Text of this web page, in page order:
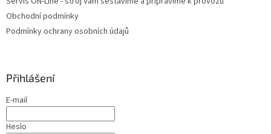
Obchodní podmínky
Podmínky ochrany osobních údajů
Přihlášení
E-mail
Heslo